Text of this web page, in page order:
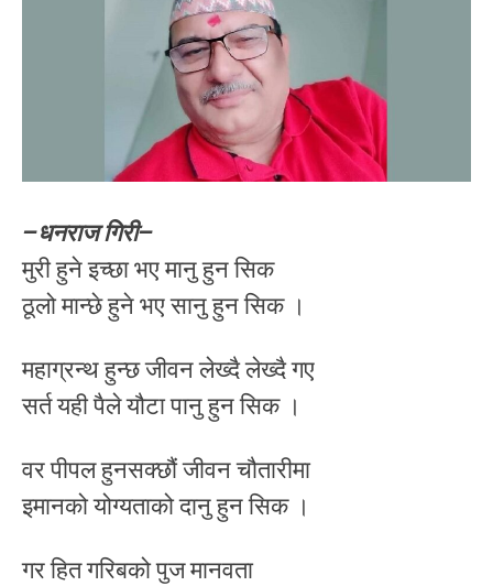
–धनराज गिरी–
मुरी हुने इच्छा भए मानु हुन सिक
ठूलो मान्छे हुने भए सानु हुन सिक ।
महाग्रन्थ हुन्छ जीवन लेख्दै लेख्दै गए
सर्त यही पैले यौटा पानु हुन सिक ।
वर पीपल हुनसक्छौं जीवन चौतारीमा
इमानको योग्यताको दानु हुन सिक ।
गर हित गरिबको पुज मानवता